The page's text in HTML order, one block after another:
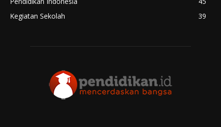
Kegiatan Sekolah
39